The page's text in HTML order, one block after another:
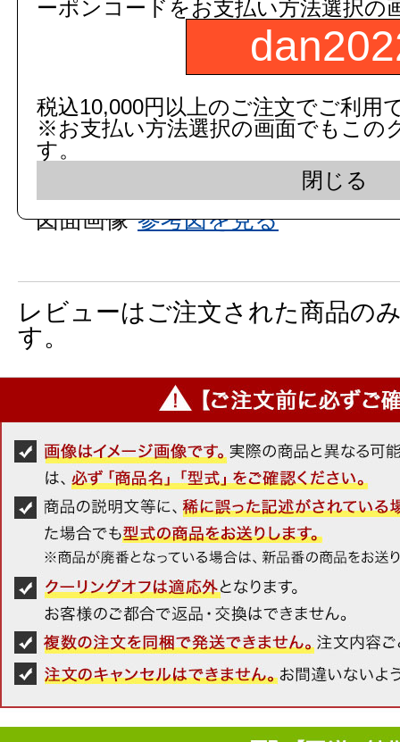
153704000000
数量
ハンドシャワー部
図面画像 参考図を見る
レビューはご注文された商品の
す。
ーポンコードをお支払い方法選択の
税込10,000円以上のご注文でご利用
※お支払い方法選択の画面でもこの
す。
閉じる